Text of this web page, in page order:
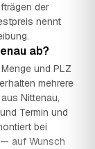
der
nennt
ab?
und PLZ
mehrere
Nittenau,
Termin und
bei
auf Wunsch